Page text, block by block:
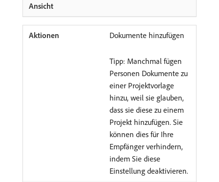
Dokumente hinzufügen
Tipp: Manchmal fügen
Personen Dokumente zu
einer Projektvorlage
hinzu, weil sie glauben,
dass sie diese zu einem
Projekt hinzufügen. Sie
können dies für Ihre
Empfänger verhindern,
indem Sie diese
Einstellung deaktivieren.